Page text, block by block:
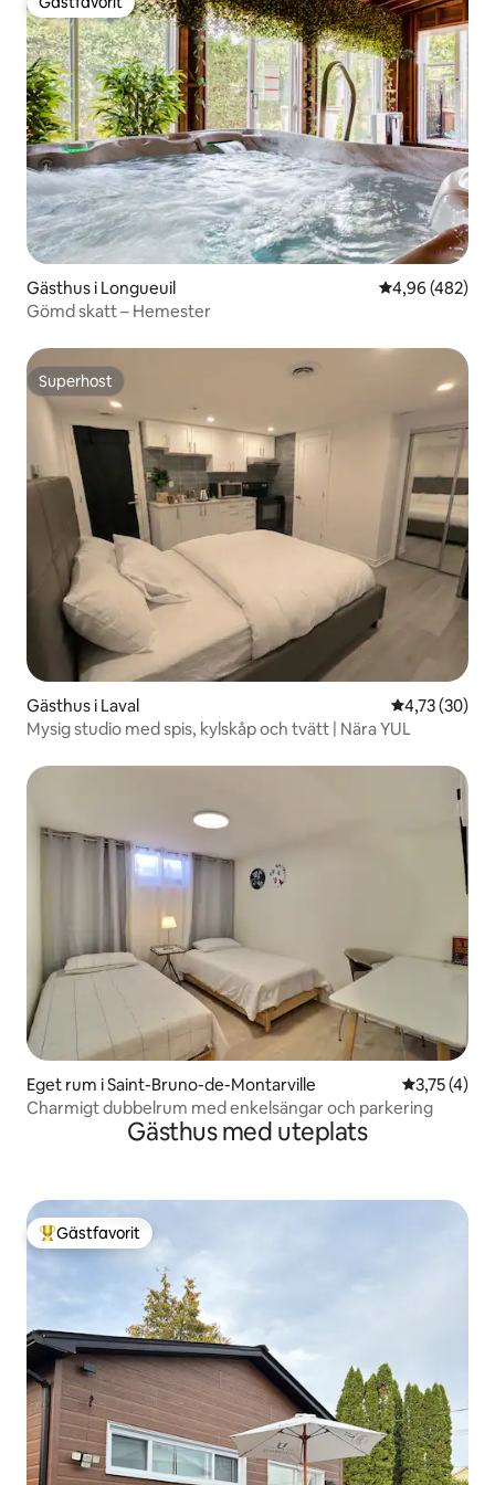
Gästfavorit
Gästhus i Longueuil 4,96 av 5 i
4,96 (482)
Gömd skatt – Hemester
Superhost
Superhost
Gästhus i Laval 4,73 av 5 i
4,73 (30)
Mysig studio med spis, kylskåp och tvätt | Nära YUL
Eget rum i Saint-Bruno-de-Montarville 3,75 av 5 i
3,75 (4)
Charmigt dubbelrum med enkelsängar och parkering
Gästhus med uteplats
Populär gästfavorit
Gästfavorit